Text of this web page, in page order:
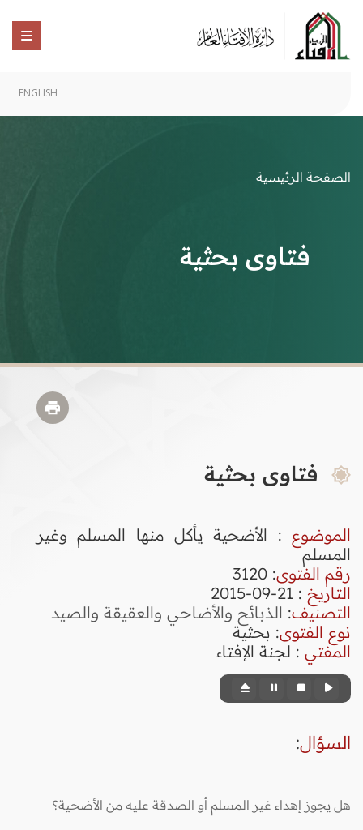
ENGLISH
الصفحة الرئيسية
فتاوى بحثية
فتاوى بحثية
الموضوع : الأضحية يأكل منها المسلم وغير
المسلم
رقم الفتوى:
3120
التاريخ : 21-09-2015
التصنيف: الذبائح والأضاحي والعقيقة والصيد
نوع الفتوى: بحثية
المفتي : لجنة الإفتاء
السؤال:
هل يجوز إهداء غير المسلم أو الصدقة عليه من الأضحية؟